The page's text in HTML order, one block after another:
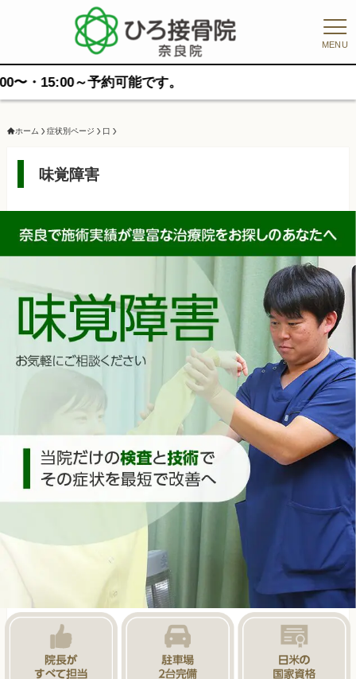
MENU
約可能です。
ホーム 症状別ページ 口
味覚障害